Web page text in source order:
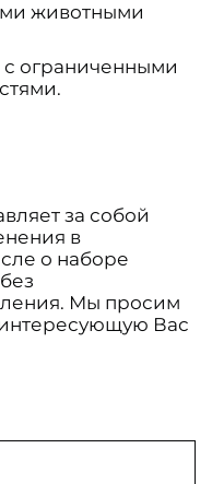
животными
с ограниченными
за собой
в
о наборе
Мы просим
Вас